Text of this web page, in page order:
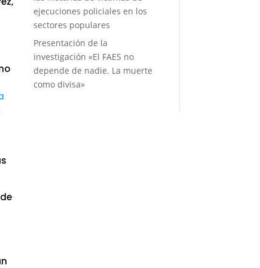
ejecuciones policiales en los
sectores populares
Presentación de la
investigación «El FAES no
depende de nadie. La muerte
como divisa»